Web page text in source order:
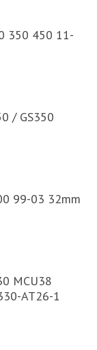
350 450 11-
/ GS350
99-03 32mm
MCU38
AT26-1